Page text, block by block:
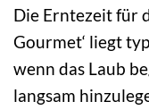
Die Erntezeit für
Gourmet‘ liegt
wenn das Laub
langsam